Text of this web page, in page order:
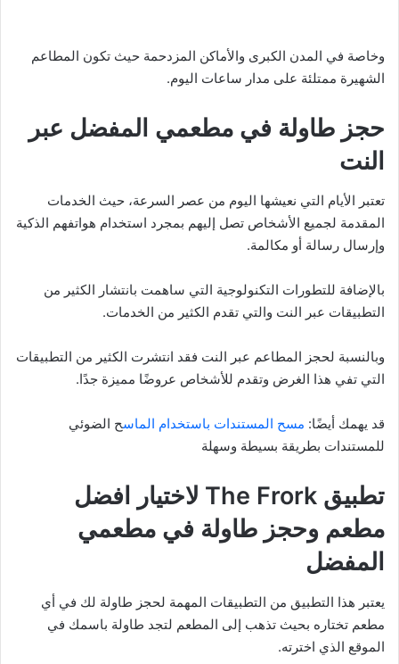
وخاصة في المدن الكبرى والأماكن المزدحمة حيث تكون المطاعم
الشهيرة ممتلئة على مدار ساعات اليوم.
حجز طاولة في مطعمي المفضل عبر
النت
تعتبر الأيام التي نعيشها اليوم من عصر السرعة، حيث الخدمات
المقدمة لجميع الأشخاص تصل إليهم بمجرد استخدام هواتفهم الذكية
وإرسال رسالة أو مكالمة.
بالإضافة للتطورات التكنولوجية التي ساهمت بانتشار الكثير من
التطبيقات عبر النت والتي تقدم الكثير من الخدمات.
وبالنسبة لحجز المطاعم عبر النت فقد انتشرت الكثير من التطبيقات
التي تفي هذا الغرض وتقدم للأشخاص عروضًا مميزة جدًا.
قد يهمك أيضًا: مسح المستندات باستخدام الماسح الضوئي
للمستندات بطريقة بسيطة وسهلة
تطبيق The Frork لاختيار افضل
مطعم وحجز طاولة في مطعمي
المفضل
يعتبر هذا التطبيق من التطبيقات المهمة لحجز طاولة لك في أي
مطعم تختاره بحيث تذهب إلى المطعم لتجد طاولة باسمك في
الموقع الذي اخترته.